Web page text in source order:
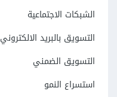
الشبكات الاجتماعية
التسويق بالبريد الالكتروني
التسويق الضمني
استسراع النمو